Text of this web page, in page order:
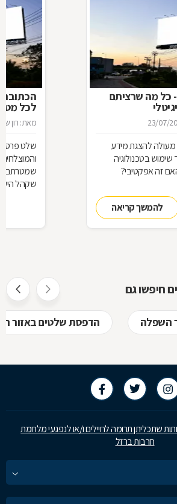
כל מה שרציתם
23/07/
מעולה להצגת מידע
שימוש בטכנולוגיה
זה אפקטיבי?
להמשך קריאה
הכתובת
לכל
מאת: רון
שלט
שמטרתם
שקהל
חיפשו גם
השפלה הדפסת שלטים באזור
שתכליתן תרומה לחיילים ו/או לנפגעי מלחמת
חרבות ברזל